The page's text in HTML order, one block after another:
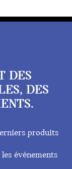
DES
DES
produits
événements